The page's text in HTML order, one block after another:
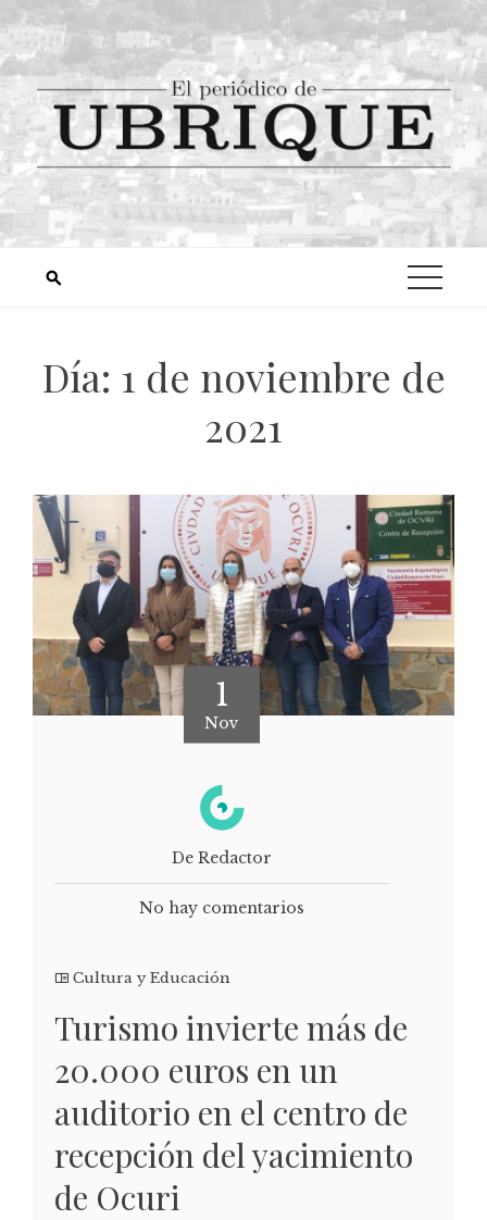
Día: 1 de noviembre de
2021
1
Nov
De Redactor
No hay comentarios
Cultura y Educación
Turismo invierte más de
20.000 euros en un
auditorio en el centro de
recepción del yacimiento
de Ocuri